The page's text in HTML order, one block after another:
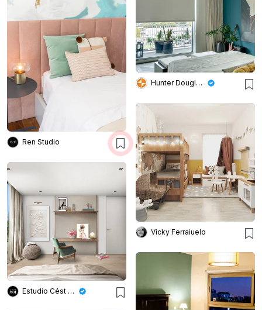
Ren Studio
Hunter Douglas Argentina
Vicky Ferraiuelo
Estudio Cést Moi